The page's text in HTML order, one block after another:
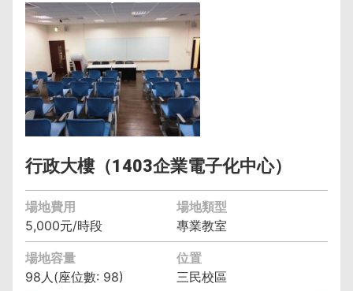
行政大樓（1403企業電子化中心）
場地費用
場地類型
5,000元/時段
專業教室
場地容量
位置
98人(座位數: 98)
三民校區